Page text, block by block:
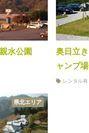
水公園
奥日立
ャンプ場
レンタル有
県北エリア